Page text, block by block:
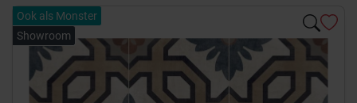
Ook als Monster
Showroom